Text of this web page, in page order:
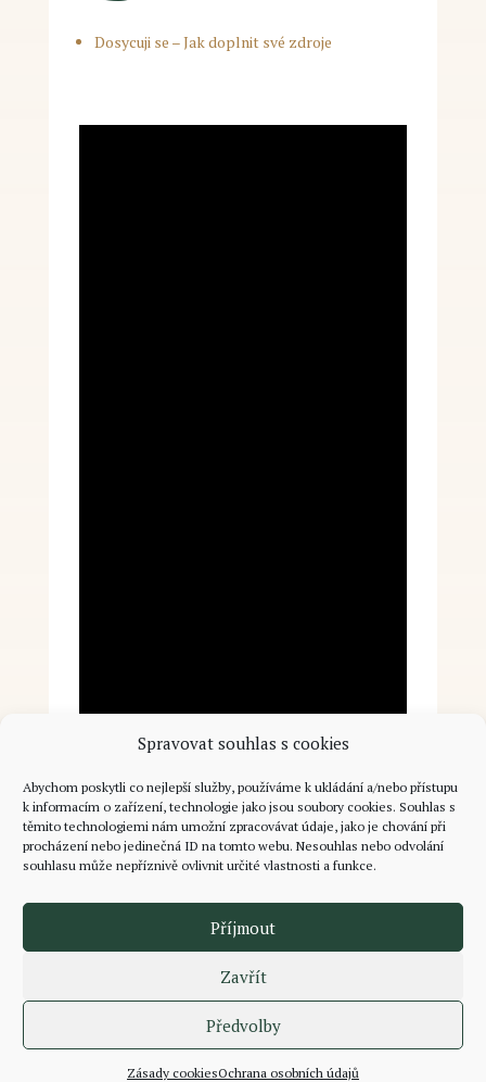
Spravovat souhlas s cookies
Abychom poskytli co nejlepší služby, používáme k ukládání a/nebo přístupu
k informacím o zařízení, technologie jako jsou soubory cookies. Souhlas s
těmito technologiemi nám umožní zpracovávat údaje, jako je chování při
procházení nebo jedinečná ID na tomto webu. Nesouhlas nebo odvolání
souhlasu může nepříznivě ovlivnit určité vlastnosti a funkce.
Příjmout
Zavřít
Předvolby
Zásady cookiesOchrana osobních údajů
Dosycuji se – Jak doplnit své zdroje